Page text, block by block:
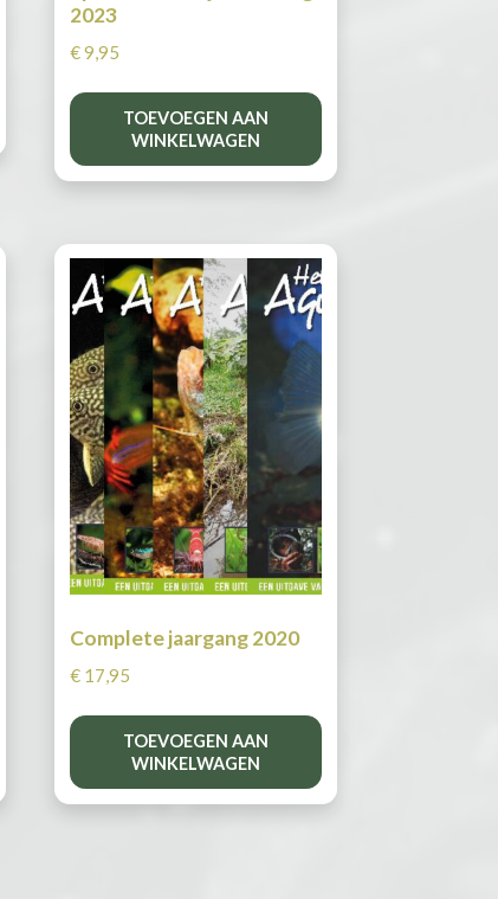
2023
€9,95
TOEVOEGEN AAN
WINKELWAGEN
Complete jaargang 2020
€ 17,95
TOEVOEGEN AAN
WINKELWAGEN